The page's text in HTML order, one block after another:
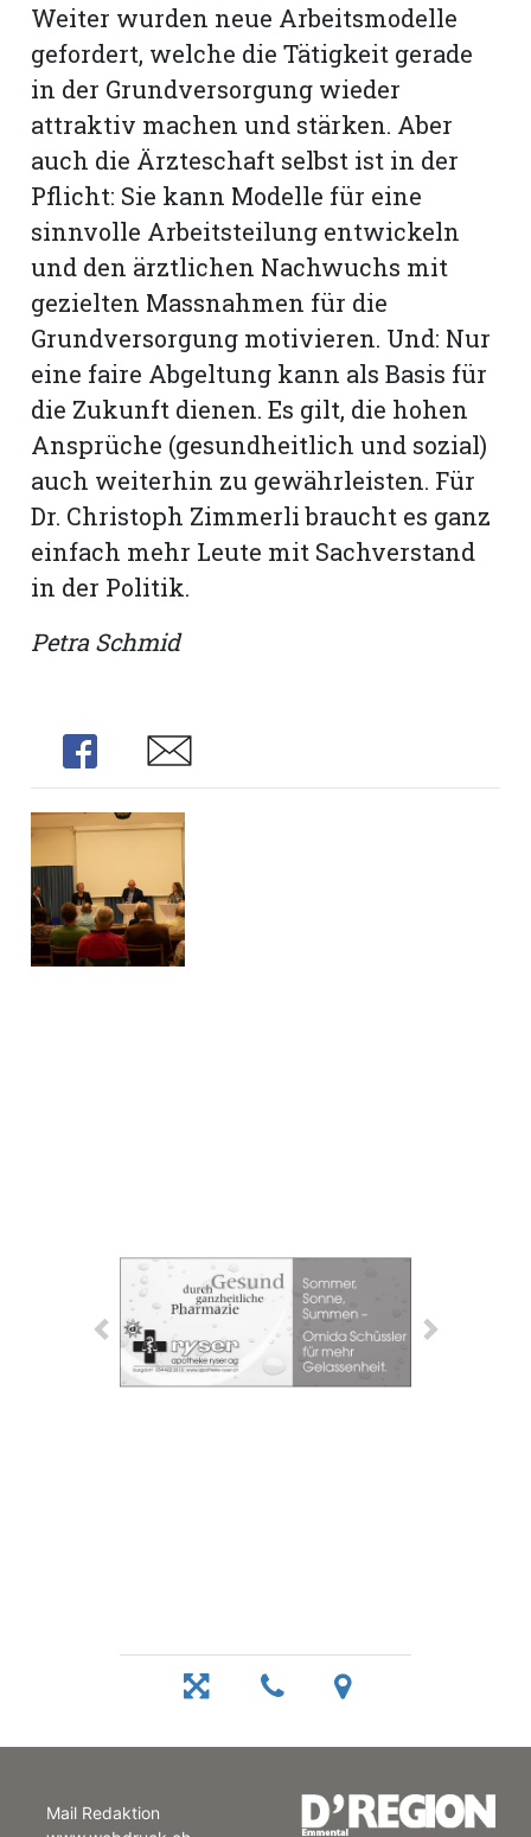
Weiter wurden neue Arbeitsmodelle
gefordert, welche die Tätigkeit gerade
in der Grundversorgung wieder
attraktiv machen und stärken. Aber
auch die Ärzteschaft selbst ist in der
Pflicht: Sie kann Modelle für eine
sinnvolle Arbeitsteilung entwickeln
und den ärztlichen Nachwuchs mit
gezielten Massnahmen für die
Grundversorgung motivieren. Und: Nur
eine faire Abgel­tung kann als Basis für
die Zukunft dienen. Es gilt, die hohen
Ansprüche (gesundheitlich und sozial)
auch weiterhin zu gewährleisten. Für
Dr. Christoph Zimmerli braucht es ganz
einfach mehr Leute mit Sachverstand
in der Politik.
Petra Schmid
Share Share
Mail Redaktion